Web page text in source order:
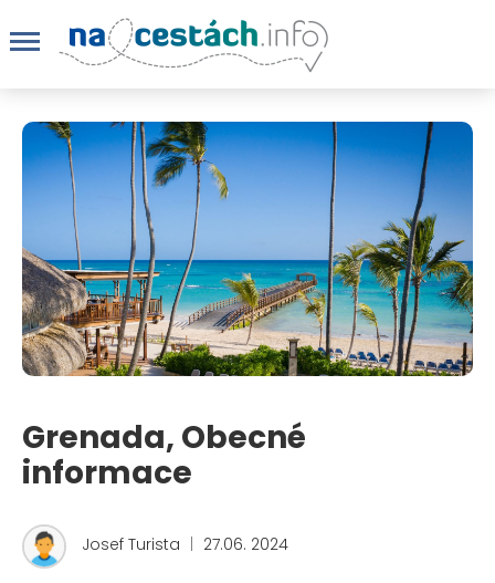
Grenada, Obecné
informace
Josef Turista 27.06. 2024